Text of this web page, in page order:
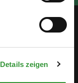
Details zeigen